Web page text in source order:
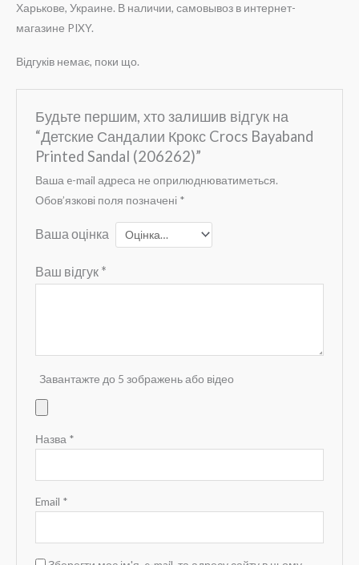
Харькове, Украине. В наличии, самовывоз в интернет-
магазине PIXY.
Відгуків немає, поки що.
Будьте першим, хто залишив відгук на
“Детские Сандалии Крокс Crocs Bayaband
Printed Sandal (206262)”
Ваша e-mail адреса не оприлюднюватиметься.
Обов’язкові поля позначені *
Ваша оцінка
Ваш відгук *
Завантажте до 5 зображень або відео
Назва *
Email *